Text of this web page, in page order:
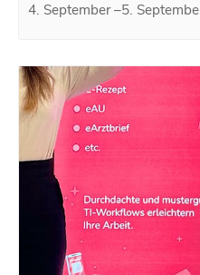
4. September –5.